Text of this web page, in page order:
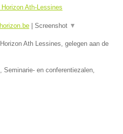
Ath-Lessines
Screenshot ▼
Ath Lessines, gelegen aan de
Seminarie- en conferentiezalen,